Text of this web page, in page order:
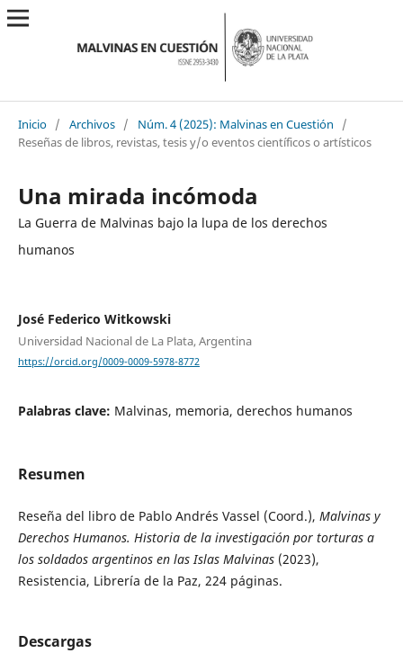
Inicio / Archivos / Núm. 4 (2025): Malvinas en Cuestión
/
Reseñas de libros, revistas, tesis y/o eventos científicos o artísticos
Una mirada incómoda
La Guerra de Malvinas bajo la lupa de los derechos
humanos
José Federico Witkowski
Universidad Nacional de La Plata, Argentina
https://orcid.org/0009-0009-5978-8772
Palabras clave: Malvinas, memoria, derechos humanos
Resumen
Reseña del libro de Pablo Andrés Vassel (Coord.), Malvinas y
Derechos Humanos. Historia de la investigación por torturas a
los soldados argentinos en las Islas Malvinas (2023),
Resistencia, Librería de la Paz, 224 páginas.
Descargas